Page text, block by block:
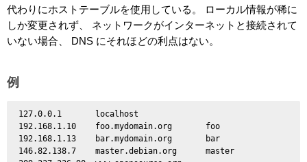
代わりにホストテーブルを使用している。 ローカル情報が稀に
しか変更されず、 ネットワークがインターネットと接続されて
いない場合、 DNS にそれほどの利点はない。
例
127.0.0.1       localhost
192.168.1.10    foo.mydomain.org	foo
192.168.1.13    bar.mydomain.org	bar
146.82.138.7    master.debian.org      master